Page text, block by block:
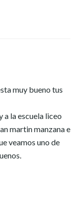
muy bueno tus
a la escuela liceo
martin manzana e
veamos uno de